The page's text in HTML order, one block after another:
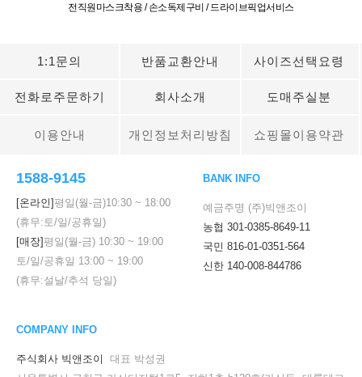
전직원마스크착용 / 손소독제구비 / 드라이브픽업서비스
1:1문의 반품교환안내 사이즈선택요령
전화로주문하기 회사소개 도매주실분
이용안내 개인정보처리방침 쇼핑몰이용약관
1588-9145
[온라인]평일(월-금)10:30 ~ 18:00
(휴무:토/일/공휴일)
[매장]평일(월-금) 10:30 ~ 19:00
토/일/공휴일 13:00 ~ 19:00
(휴무:설날/추석 당일)
BANK INFO
예금주명 (주)빅앤조이
농협 301-0385-8649-11
국민 816-01-0351-564
신한 140-008-844786
COMPANY INFO
주식회사 빅앤조이
대표 박성권